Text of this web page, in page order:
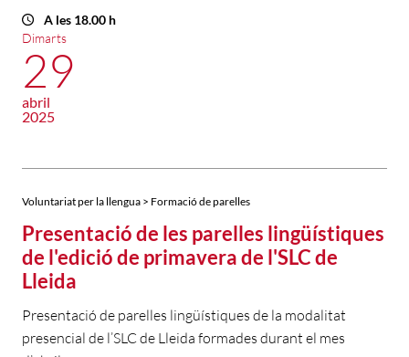
A les 18.00 h
Dimarts
29
abril
2025
Voluntariat per la llengua > Formació de parelles
Presentació de les parelles lingüístiques
de l'edició de primavera de l'SLC de
Lleida
Presentació de parelles lingüístiques de la modalitat
presencial de l’SLC de Lleida formades durant el mes